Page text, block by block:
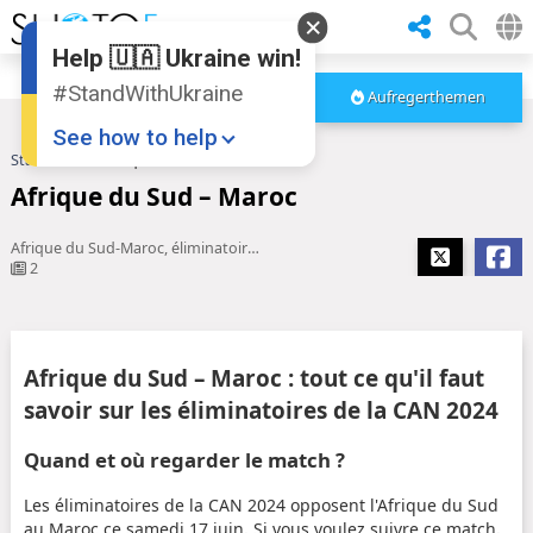
Aufregerthemen
Startseite
Afrique du Sud – Maroc
Afrique du Sud-Maroc, éliminatoires CAN 2024 : à quelle heure et ...
2
Afrique du Sud – Maroc : tout ce qu'il faut
savoir sur les éliminatoires de la CAN 2024
Quand et où regarder le match ?
Les éliminatoires de la CAN 2024 opposent l'Afrique du Sud
Help 🇺🇦 Ukraine win!
#StandWithUkraine
See how to help
Support Ukraine
❤
Share this widget
📌